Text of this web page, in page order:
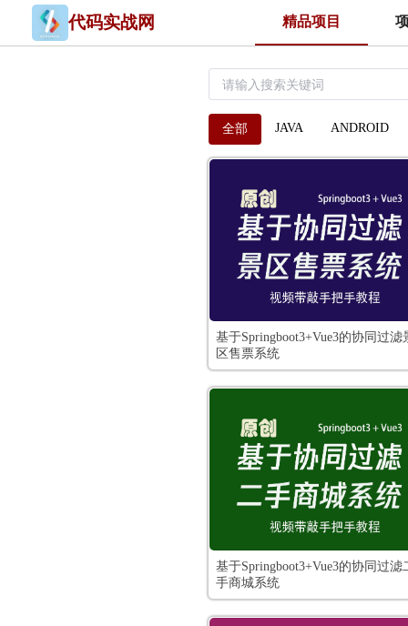
代码实战网 精品项目
全部 JAVA ANDROID
基于Springboot3+Vue3的协同过滤
区售票系统
基于Springboot3+Vue3的协同过滤
手商城系统